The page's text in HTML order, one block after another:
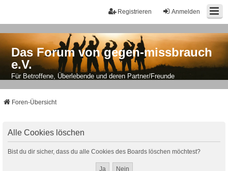
Anmelden
Registrieren
Das Forum von gegen-missbrauch
e.V.
Für Betroffene, Überlebende und deren Partner/Freunde
Foren-Übersicht
Alle Cookies löschen
Bist du dir sicher, dass du alle Cookies des Boards löschen möchtest?